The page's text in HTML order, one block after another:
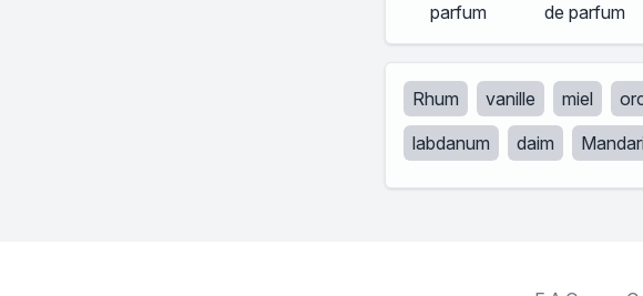
parfum
de parfum
Rhum vanille miel
labdanum
daim